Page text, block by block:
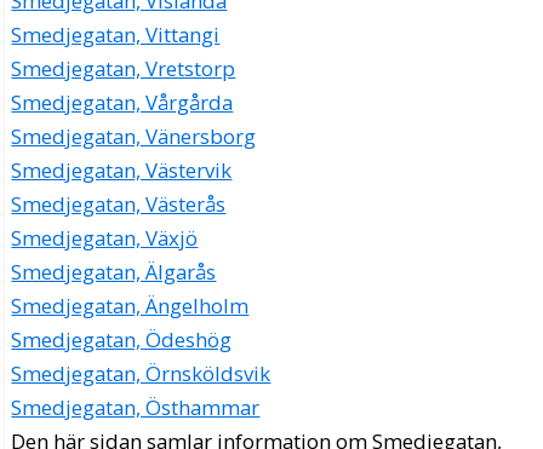
Smedjegatan, Vittangi
Smedjegatan, Vretstorp
Smedjegatan, Vårgårda
Smedjegatan, Vänersborg
Smedjegatan, Västervik
Smedjegatan, Västerås
Smedjegatan, Växjö
Smedjegatan, Älgarås
Smedjegatan, Ängelholm
Smedjegatan, Ödeshög
Smedjegatan, Örnsköldsvik
Smedjegatan, Östhammar
Den här sidan samlar information om Smedjegatan,